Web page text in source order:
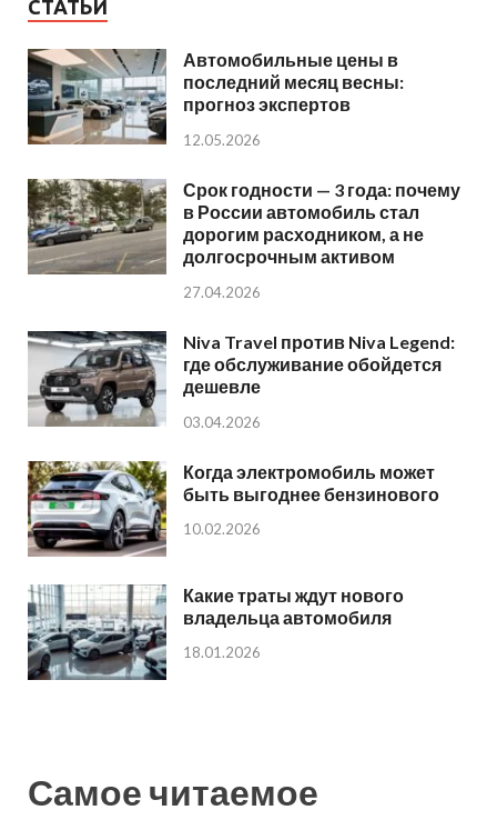
СТАТЬИ
Автомобильные цены в
последний месяц весны:
прогноз экспертов
12.05.2026
Срок годности — 3 года: почему
в России автомобиль стал
дорогим расходником, а не
долгосрочным активом
27.04.2026
Niva Travel против Niva Legend:
где обслуживание обойдется
дешевле
03.04.2026
Когда электромобиль может
быть выгоднее бензинового
10.02.2026
Какие траты ждут нового
владельца автомобиля
18.01.2026
Самое читаемое